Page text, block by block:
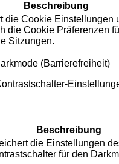
Beschreibung
die Cookie Einstellungen
die Cookie Präferenzen
Sitzungen.
(Barrierefreiheit)
Beschreibung
die Einstellungen
für den